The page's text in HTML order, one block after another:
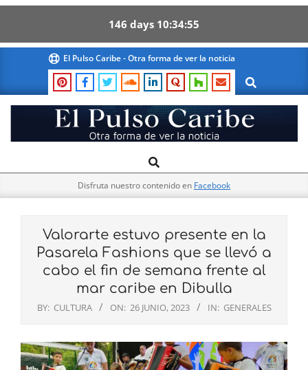
146 days 10 34 55
content
El Pulso Caribe - Otra forma de ver la noticia
Search
El
Pulso
Navigation
Search
Disfruta nuestro contenido en Facebook
Valorarte estuvo presente en la
Pasarela Fashions que se llevó a
cabo el fin de semana frente al
mar caribe en Dibulla
BY: CULTURA ON: 26 JUNIO, 2023 IN: GENERALES